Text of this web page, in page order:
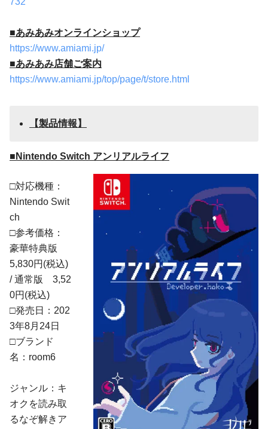
■あみあみオンラインショップ
https://www.amiami.jp/
■あみあみ店舗ご案内
https://www.amiami.jp/top/page/t/store.html
【製品情報】
■ Nintendo Switch アンリアルライフ
□対応機種：
Nintendo Swit
ch
□参考価格：
豪華特典版
5,830円(税込)
/ 通常版 3,52
0円(税込)
□発売日：202
3年8月24日
□ブランド
名：room6
ジャンル：キ
オクを読み取
るなぞ解きア